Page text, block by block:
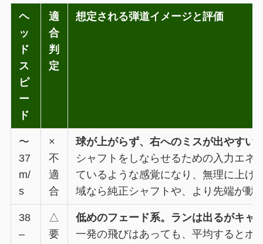
ヘ
ッ
ド
ス
ピ
ー
ド
適
合
判
定
想定される弾道イメージと評価
〜
37
m/
s
×
不
適
合
球が上がらず、右へのミスが出やすい
シャフトをしならせるための入力エネ
ているような感覚になり、無理に上げ
域なら純正シャフトや、より先端が動
38
–
△
要
低めのフェード系。ランは出るがキャ
一発の飛びはあっても、平均するとボ